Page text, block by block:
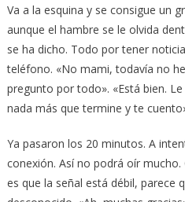
Va a la esquina y se consigue un
aunque el hambre se le olvida
se ha dicho. Todo por tener
teléfono. «No mami, todavía no
pregunto por todo». «Está bien.
nada más que termine y te
Ya pasaron los 20 minutos. A
conexión. Así no podrá oír mucho.
es que la señal está débil, parece